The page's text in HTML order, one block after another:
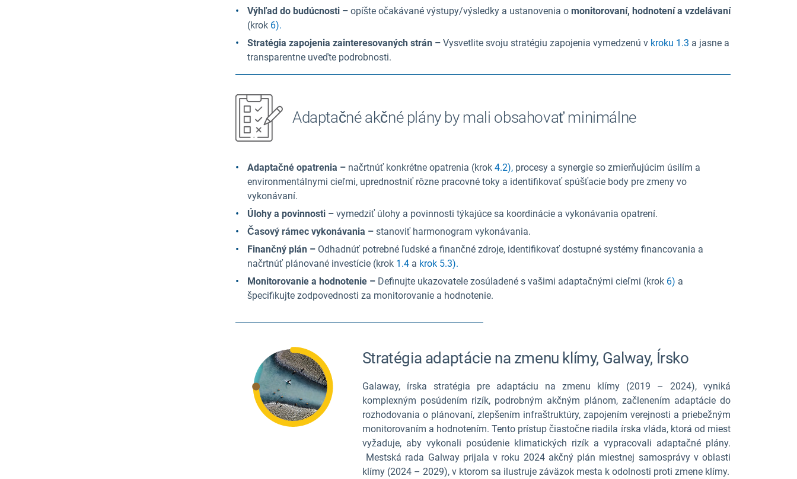
Výhľad do budúcnosti – opíšte očakávané výstupy/výsledky a ustanovenia o monitorovaní, hodnotení a vzdelávaní
(krok 6).
Stratégia zapojenia zainteresovaných strán – Vysvetlite svoju stratégiu zapojenia vymedzenú v kroku 1.3 a jasne a
transparentne uveďte podrobnosti.
Adaptačné akčné plány by mali obsahovať minimálne
Adaptačné opatrenia – načrtnúť konkrétne opatrenia (krok 4.2), procesy a synergie so zmierňujúcim úsilím a
environmentálnymi cieľmi, uprednostniť rôzne pracovné toky a identifikovať spúšťacie body pre zmeny vo
vykonávaní.
Úlohy a povinnosti – vymedziť úlohy a povinnosti týkajúce sa koordinácie a vykonávania opatrení.
Časový rámec vykonávania – stanoviť harmonogram vykonávania.
Finančný plán – Odhadnúť potrebné ľudské a finančné zdroje, identifikovať dostupné systémy financovania a
načrtnúť plánované investície (krok 1.4 a krok 5.3).
Monitorovanie a hodnotenie – Definujte ukazovatele zosúladené s vašimi adaptačnými cieľmi (krok 6) a
špecifikujte zodpovednosti za monitorovanie a hodnotenie.
Stratégia adaptácie na zmenu klímy, Galway, Írsko
Galaway, írska stratégia pre adaptáciu na zmenu klímy (2019 – 2024), vyniká
komplexným posúdením rizík, podrobným akčným plánom, začlenením adaptácie do
rozhodovania o plánovaní, zlepšením infraštruktúry, zapojením verejnosti a priebežným
monitorovaním a hodnotením. Tento prístup čiastočne riadila írska vláda, ktorá od miest
vyžaduje, aby vykonali posúdenie klimatických rizík a vypracovali adaptačné plány.
Mestská rada Galway prijala v roku 2024 akčný plán miestnej samosprávy v oblasti
klímy (2024 – 2029), v ktorom sa ilustruje záväzok mesta k odolnosti proti zmene klímy.